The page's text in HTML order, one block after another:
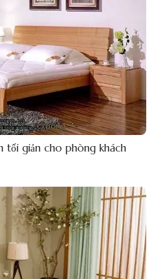
tối giản cho phòng khách